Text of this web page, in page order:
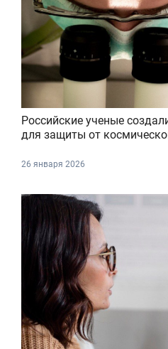
Российские ученые
для защиты от
26 января 2026